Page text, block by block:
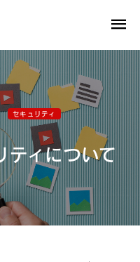
セキュリティ
ティについて